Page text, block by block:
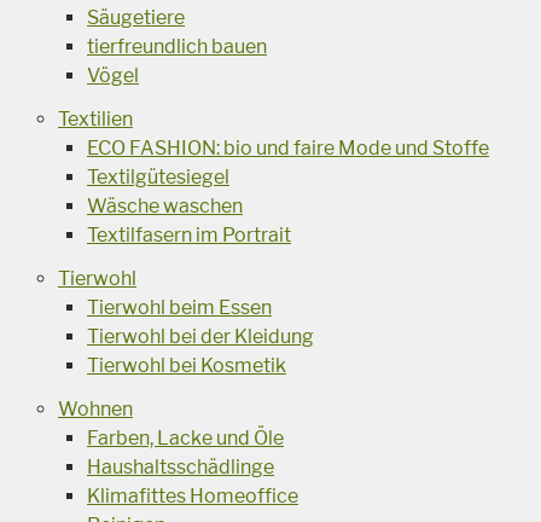
Säugetiere
tierfreundlich bauen
Vögel
Textilien
ECO FASHION: bio und faire Mode und Stoffe
Textilgütesiegel
Wäsche waschen
Textilfasern im Portrait
Tierwohl
Tierwohl beim Essen
Tierwohl bei der Kleidung
Tierwohl bei Kosmetik
Wohnen
Farben, Lacke und Öle
Haushaltsschädlinge
Klimafittes Homeoffice